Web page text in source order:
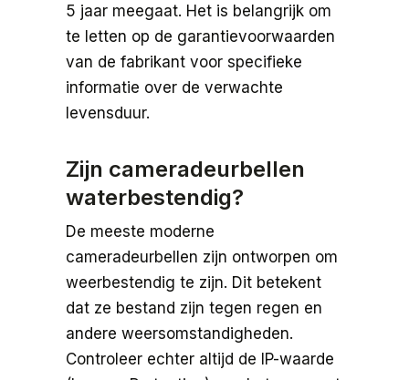
5 jaar meegaat. Het is belangrijk om
te letten op de garantievoorwaarden
van de fabrikant voor specifieke
informatie over de verwachte
levensduur.
Zijn cameradeurbellen
waterbestendig?
De meeste moderne
cameradeurbellen zijn ontworpen om
weerbestendig te zijn. Dit betekent
dat ze bestand zijn tegen regen en
andere weersomstandigheden.
Controleer echter altijd de IP-waarde